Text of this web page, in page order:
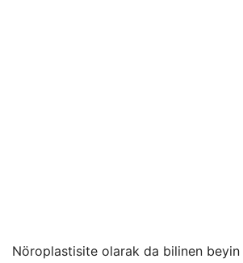
Nöroplastisite olarak da bilinen